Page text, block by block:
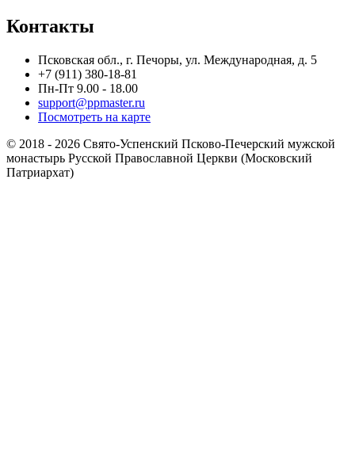
Контакты
Псковская обл., г. Печоры, ул. Международная, д. 5
+7 (911) 380-18-81
Пн-Пт 9.00 - 18.00
support@ppmaster.ru
Посмотреть на карте
© 2018 - 2026 Свято-Успенский Псково-Печерский мужской
монастырь Русской Православной Церкви (Московский
Патриархат)